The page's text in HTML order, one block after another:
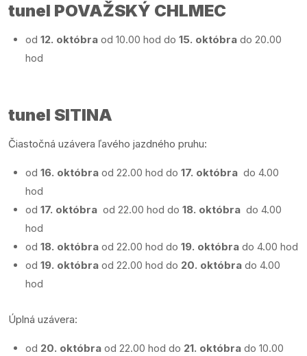
tunel POVAŽSKÝ CHLMEC
od 12. októbra od 10.00 hod do 15. októbra do 20.00
hod
tunel SITINA
Čiastočná uzávera ľavého jazdného pruhu:
od 16. októbra od 22.00 hod do 17. októbra do 4.00
hod
od 17. októbra od 22.00 hod do 18. októbra do 4.00
hod
od 18. októbra od 22.00 hod do 19. októbra do 4.00 hod
od 19. októbra od 22.00 hod do 20. októbra do 4.00
hod
Úplná uzávera:
od 20. októbra od 22.00 hod do 21. októbra do 10.00